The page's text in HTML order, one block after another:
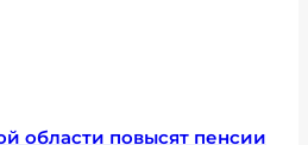
области повысят пенсии